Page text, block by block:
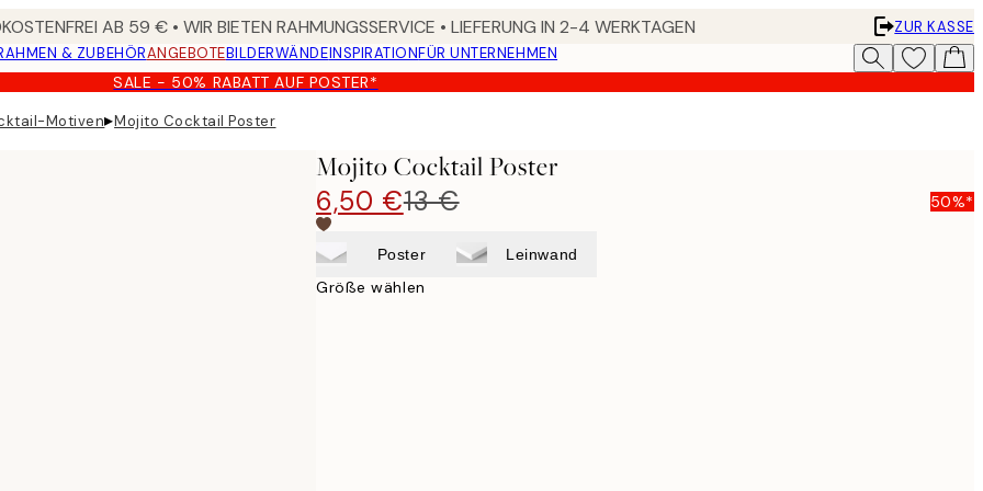
AB 59 € • WIR BIETEN RAHMUNGSSERVICE • LIEFERUNG IN 2-4 WERKTAGEN
ZUR KASSE
& ZUBEHÖRANGEBOTEBILDERWÄNDEINSPIRATIONFÜR UNTERNEHMEN
SALE - 50% RABATT AUF POSTER*
Motiven▸Mojito Cocktail Poster
Mojito Cocktail Poster
6,50 €13 € 50%*
Poster Leinwand
Größe wählen